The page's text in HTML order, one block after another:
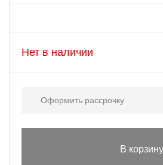
Нет в наличии
Оформить рассрочку
В корзину